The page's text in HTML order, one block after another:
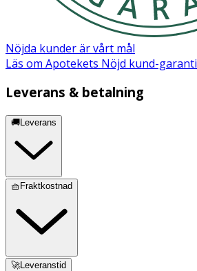
Nöjda kunder är vårt mål
Läs om Apotekets Nöjd kund-garanti
Leverans & betalning
🚚Leverans
🧺Fraktkostnad
🚀Leveranstid